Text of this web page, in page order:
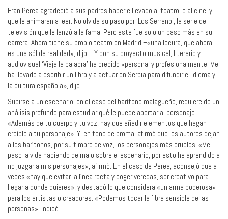
Fran Perea agradeció a sus padres haberle llevado al teatro, o al cine, y
que le animaran a leer. No olvida su paso por ‘Los Serrano’, la serie de
televisión que le lanzó a la fama. Pero este fue solo un paso más en su
carrera. Ahora tiene su propio teatro en Madrid –«una locura, que ahora
es una sólida realidad», dijo–. Y con su proyecto musical, literario y
audiovisual ‘Viaja la palabra’ ha crecido «personal y profesionalmente. Me
ha llevado a escribir un libro y a actuar en Serbia para difundir el idioma y
la cultura española», dijo.
Subirse a un escenario, en el caso del barítono malagueño, requiere de un
análisis profundo para estudiar qué le puede aportar al personaje.
«Además de tu cuerpo y tu voz, hay que añadir elementos que hagan
creíble a tu personaje». Y, en tono de broma, afirmó que los autores dejan
a los barítonos, por su timbre de voz, los personajes más crueles: «Me
paso la vida haciendo de malo sobre el escenario, por esto he aprendido a
no juzgar a mis personajes», afirmó. En el caso de Perea, aconsejó que a
veces «hay que evitar la línea recta y coger veredas, ser creativo para
llegar a donde quieres», y destacó lo que considera «un arma poderosa»
para los artistas o creadores: «Podemos tocar la fibra sensible de las
personas», indicó.